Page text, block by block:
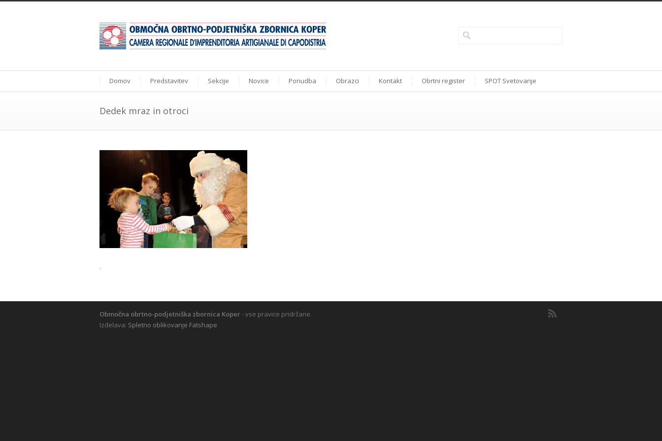
Domov Predstavitev Sekcije Novice Ponudba Obrazci Kontakt Obrtni register SPOT Svetovanje
Dedek mraz in otroci
.
Območna obrtno-podjetniška zbornica Koper - vse pravice pridržane.
Izdelava: Spletno oblikovanje Fatshape